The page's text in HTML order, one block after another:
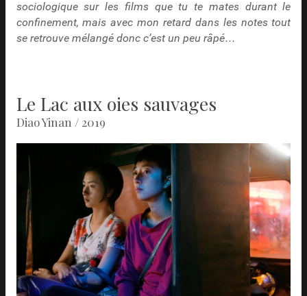
sociologique sur les films que tu te mates durant le
confinement, mais avec mon retard dans les notes tout
se retrouve mélangé donc c’est un peu râpé…
Le Lac aux oies sauvages
Diao Yinan / 2019